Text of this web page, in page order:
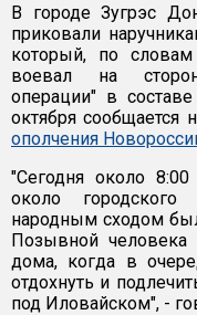
В городе Зугрэс
приковали
который, по словам
воевал на
операции" в
октября сообщается
ополчения
"Сегодня около
около
народным сходом
Позывной человека
дома, когда в
отдохнуть и
под Иловайском", -